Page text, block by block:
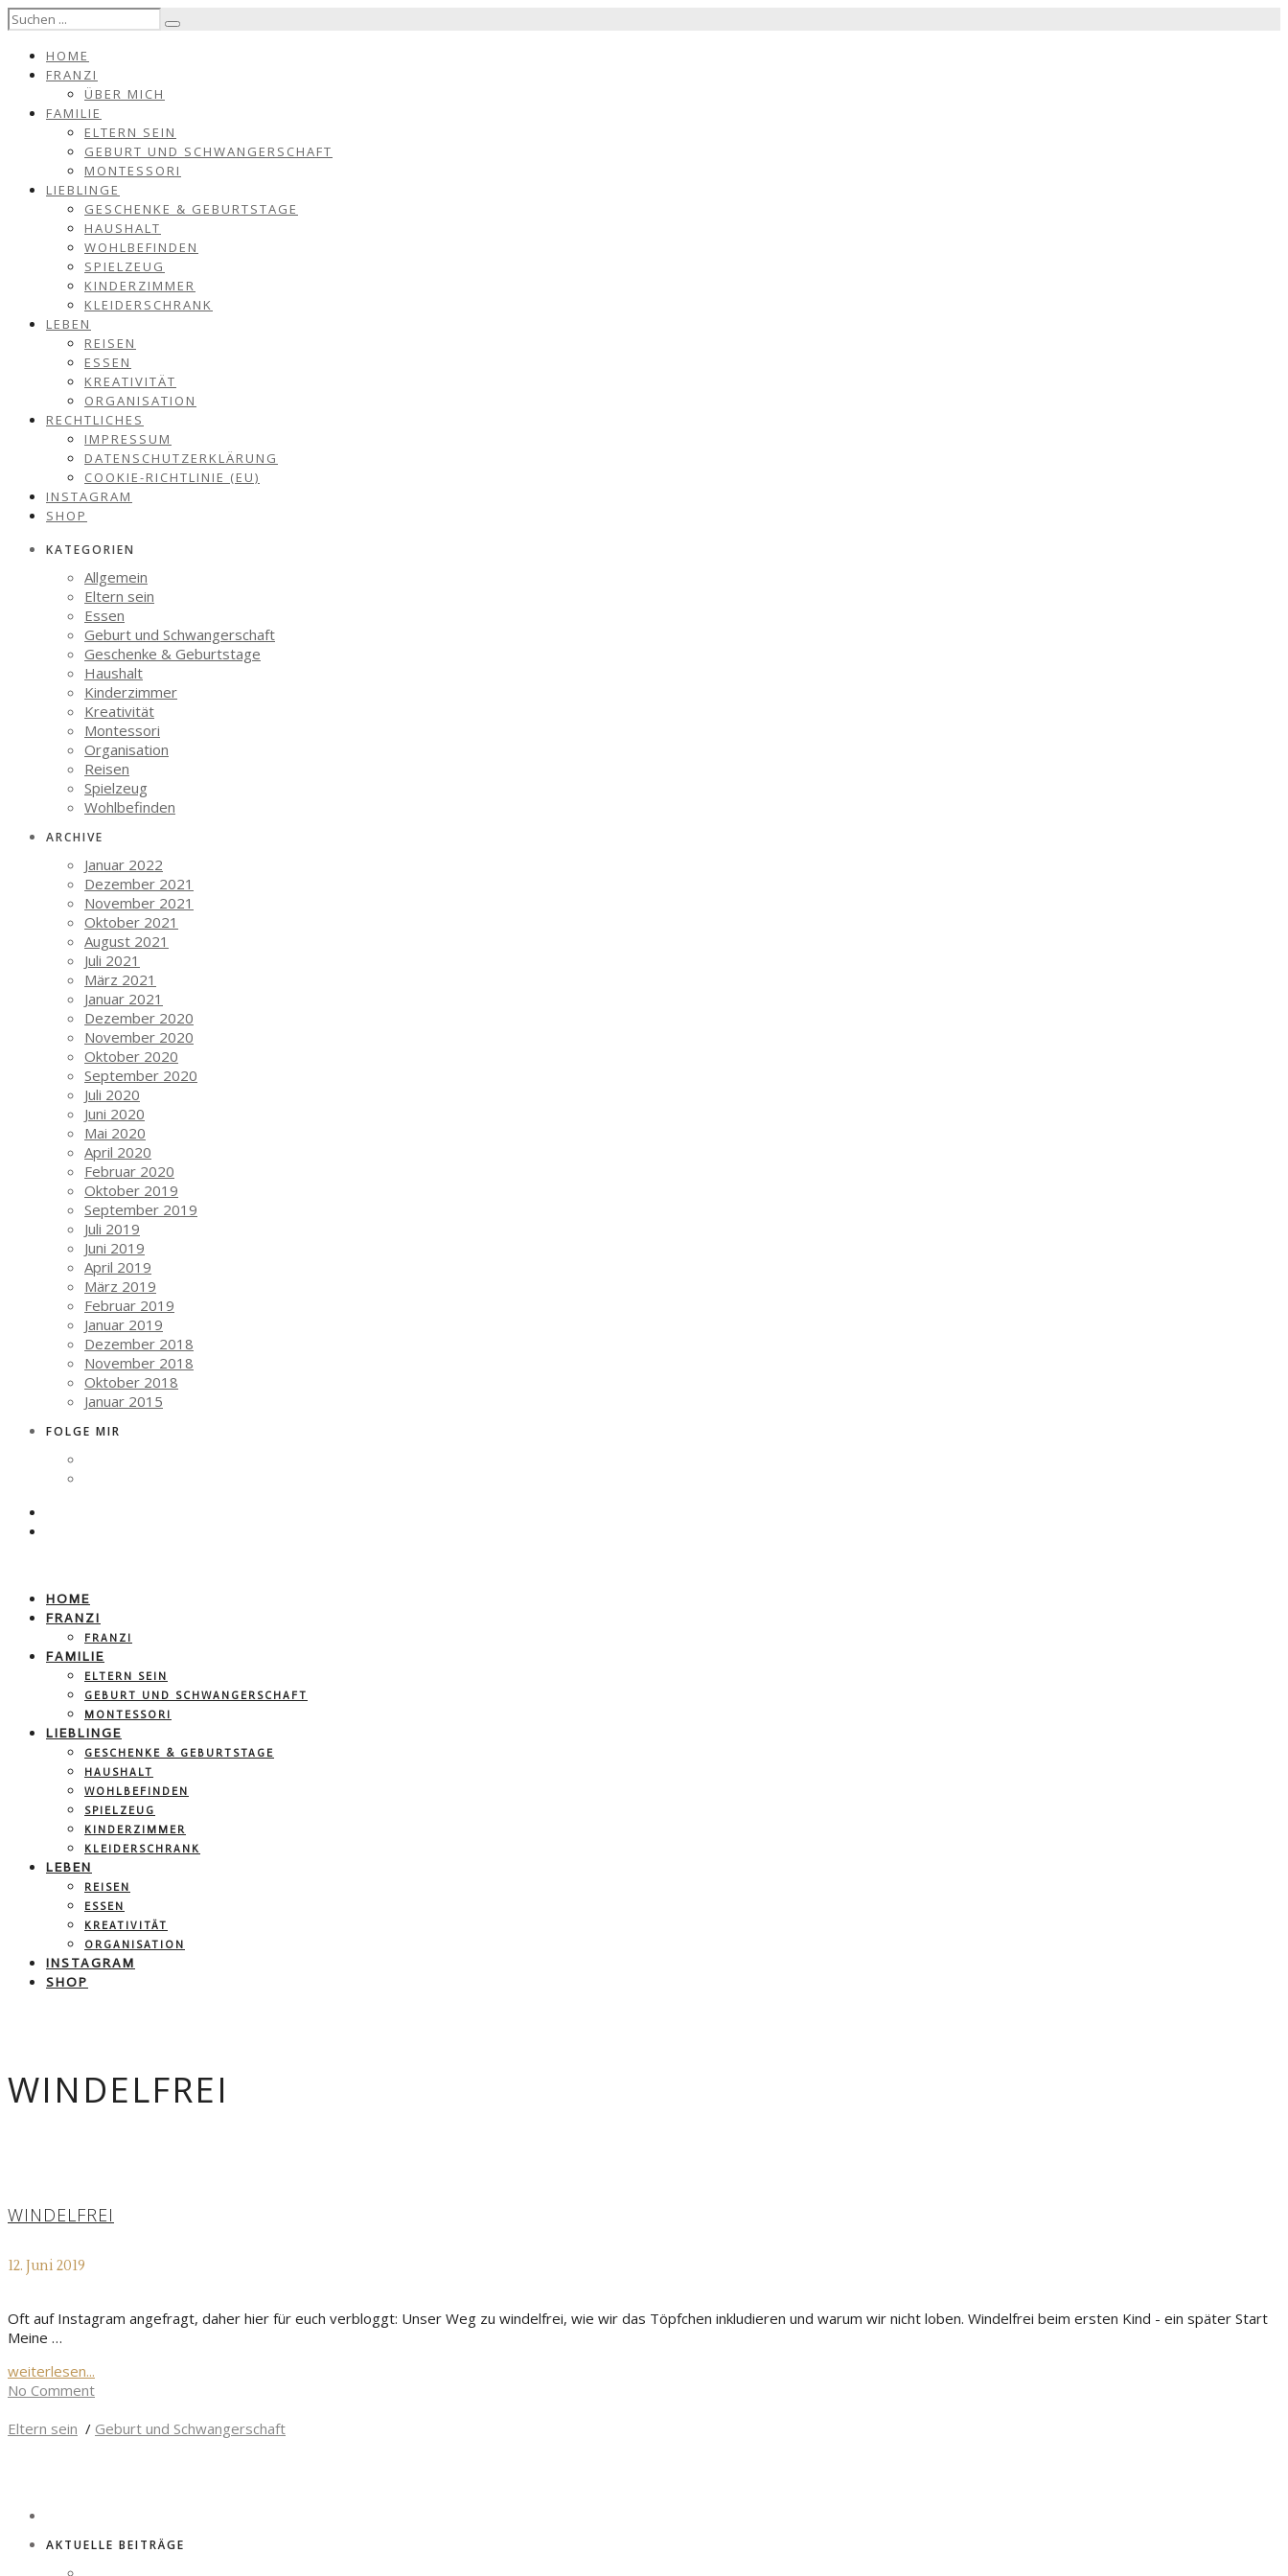
HOME
FRANZI
ÜBER MICH
FAMILIE
ELTERN SEIN
GEBURT UND SCHWANGERSCHAFT
MONTESSORI
LIEBLINGE
GESCHENKE & GEBURTSTAGE
HAUSHALT
WOHLBEFINDEN
SPIELZEUG
KINDERZIMMER
KLEIDERSCHRANK
LEBEN
REISEN
ESSEN
KREATIVITÄT
ORGANISATION
RECHTLICHES
IMPRESSUM
DATENSCHUTZERKLÄRUNG
COOKIE-RICHTLINIE (EU)
INSTAGRAM
SHOP
KATEGORIEN
Allgemein
Eltern sein
Essen
Geburt und Schwangerschaft
Geschenke & Geburtstage
Haushalt
Kinderzimmer
Kreativität
Montessori
Organisation
Reisen
Spielzeug
Wohlbefinden
ARCHIVE
Januar 2022
Dezember 2021
November 2021
Oktober 2021
August 2021
Juli 2021
März 2021
Januar 2021
Dezember 2020
November 2020
Oktober 2020
September 2020
Juli 2020
Juni 2020
Mai 2020
April 2020
Februar 2020
Oktober 2019
September 2019
Juli 2019
Juni 2019
April 2019
März 2019
Februar 2019
Januar 2019
Dezember 2018
November 2018
Oktober 2018
Januar 2015
FOLGE MIR
HOME
FRANZI
FRANZI
FAMILIE
ELTERN SEIN
GEBURT UND SCHWANGERSCHAFT
MONTESSORI
LIEBLINGE
GESCHENKE & GEBURTSTAGE
HAUSHALT
WOHLBEFINDEN
SPIELZEUG
KINDERZIMMER
KLEIDERSCHRANK
LEBEN
REISEN
ESSEN
KREATIVITÄT
ORGANISATION
INSTAGRAM
SHOP
WINDELFREI
WINDELFREI
12. Juni 2019
Oft auf Instagram angefragt, daher hier für euch verbloggt: Unser Weg zu windelfrei, wie wir das Töpfchen inkludieren und warum wir nicht loben. Windelfrei beim ersten Kind - ein später Start
Meine …
weiterlesen...
No Comment
Eltern sein / Geburt und Schwangerschaft
AKTUELLE BEITRÄGE